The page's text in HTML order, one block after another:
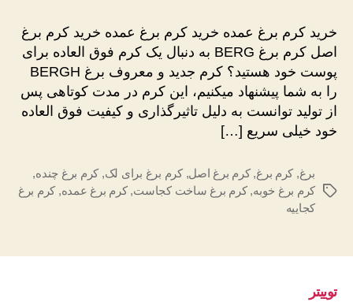
برغ
عمده
اصل
خرید کرم برغ عمده خرید کرم برغ عمده خرید کرم برغ
اصل کرم برغ BERG به دنبال یک کرم فوق العاده برای
پوست خود هستید؟ کرم جدید و معروف برغ BERGH
را به شما پیشنهاد میکنیم، این کرم در مدت کوتاهی پس
از تولید توانست به دلیل تاثیرگذاری و کیفیت فوق العاده
خود خیلی سریع […]
برچسب‌ها
برغ, کرم برغ,کرم برغ اصل,کرم برغ برای لک, کرم برغ چنده,
کرم برغ خوبه,کرم برغ ساخت کجاست,کرم برغ عمده, کرم برغ
کجاییه
توییتر